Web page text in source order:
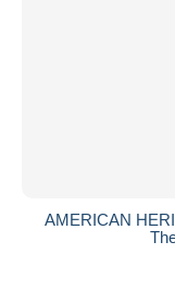
AMERICAN